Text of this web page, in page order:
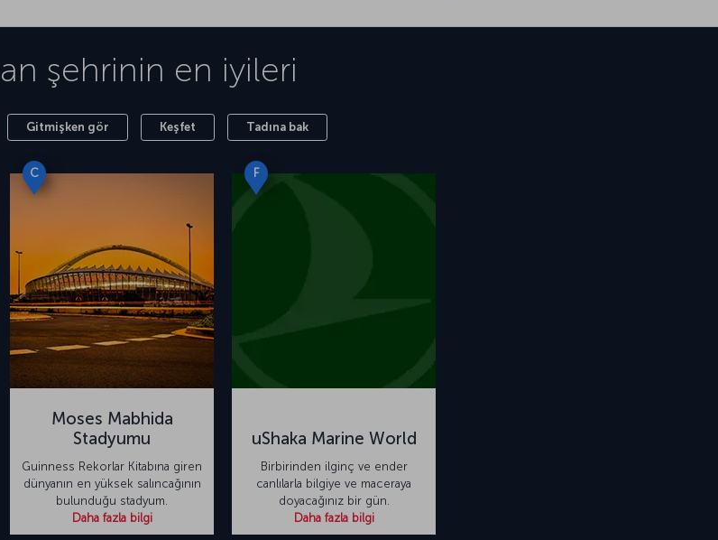
şehrinin en iyileri
Gitmişken gör Keşfet Tadına bak
C
Moses Mabhida
Stadyumu
Guinness Rekorlar Kitabına giren
dünyanın en yüksek salıncağının
bulunduğu stadyum.
Daha fazla bilgi
F
uShaka Marine World
Birbirinden ilginç ve ender
canlılarla bilgiye ve maceraya
doyacağınız bir gün.
Daha fazla bilgi